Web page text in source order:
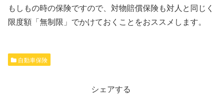
もしもの時の保険ですので、対物賠償保険も対人と同じく
限度額「無制限」でかけておくことをおススメします。
自動車保険
シェアする